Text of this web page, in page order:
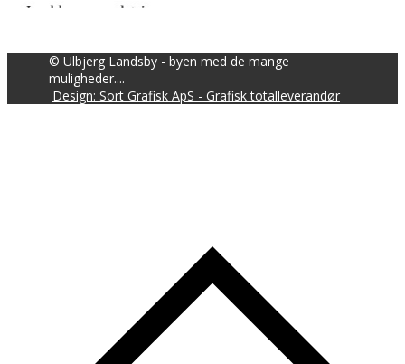
© Ulbjerg Landsby - byen med de mange
muligheder....
Design: Sort Grafisk ApS - Grafisk totalleverandør